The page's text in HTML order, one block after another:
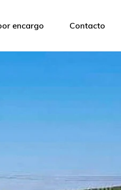
encargo Contacto